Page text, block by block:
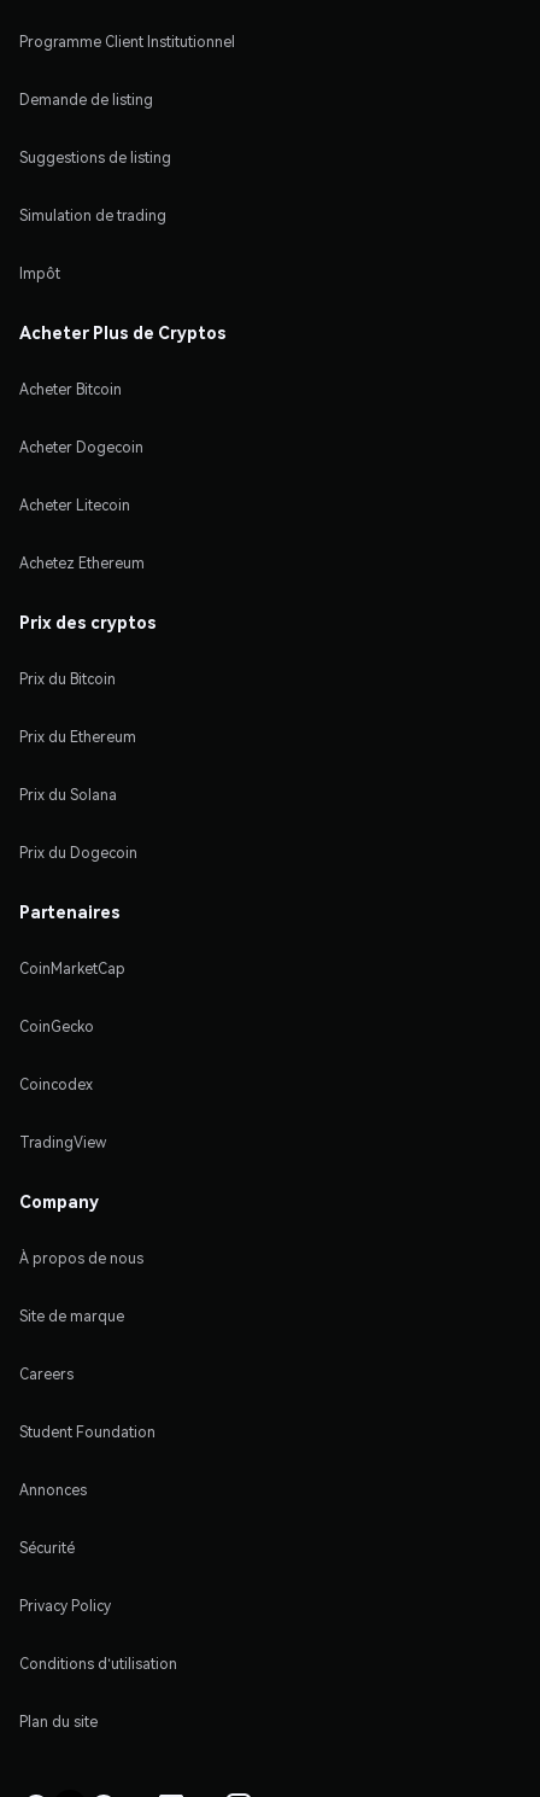
Programme Client Institutionnel
Demande de listing
Suggestions de listing
Simulation de trading
Impôt
Acheter Plus de Cryptos
Acheter Bitcoin
Acheter Dogecoin
Acheter Litecoin
Achetez Ethereum
Prix des cryptos
Prix du Bitcoin
Prix du Ethereum
Prix du Solana
Prix du Dogecoin
Partenaires
CoinMarketCap
CoinGecko
Coincodex
TradingView
Company
À propos de nous
Site de marque
Careers
Student Foundation
Annonces
Sécurité
Privacy Policy
Conditions d'utilisation
Plan du site